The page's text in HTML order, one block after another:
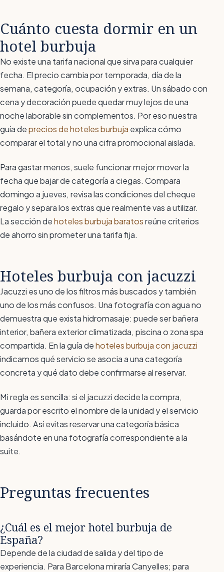
Cuánto cuesta dormir en un
hotel burbuja
No existe una tarifa nacional que sirva para cualquier
fecha. El precio cambia por temporada, día de la
semana, categoría, ocupación y extras. Un sábado con
cena y decoración puede quedar muy lejos de una
noche laborable sin complementos. Por eso nuestra
guía deprecios de hoteles burbuja explica cómo
comparar el total y no una cifra promocional aislada.
Para gastar menos, suele funcionar mejor mover la
fecha que bajar de categoría a ciegas. Compara
domingo a jueves, revisa las condiciones del cheque
regalo y separa los extras que realmente vas a utilizar.
La sección dehoteles burbuja baratosreúne criterios
de ahorro sin prometer una tarifa fija.
Hoteles burbuja con jacuzzi
Jacuzzi es uno de los filtros más buscados y también
uno de los más confusos. Una fotografía con agua no
demuestra que exista hidromasaje: puede ser bañera
interior, bañera exterior climatizada, piscina o zona spa
compartida. En la guía dehoteles burbuja con jacuzzi
indicamos qué servicio se asocia a una categoría
concreta y qué dato debe confirmarse al reservar.
Mi regla es sencilla: si el jacuzzi decide la compra,
guarda por escrito el nombre de la unidad y el servicio
incluido. Así evitas reservar una categoría básica
basándote en una fotografía correspondiente a la
suite.
Preguntas frecuentes
¿Cuál es el mejor hotel burbuja de
España?
Depende de la ciudad de salida y del tipo de
experiencia. Para Barcelona miraría Canyelles; para